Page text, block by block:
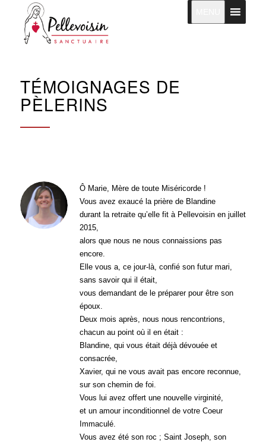
TÉMOIGNAGES DE
PÈLERINS
Ô Marie, Mère de toute Miséricorde !
Vous avez exaucé la prière de Blandine
durant la retraite qu’elle fit à Pellevoisin en juillet
2015,
alors que nous ne nous connaissions pas
encore.
Elle vous a, ce jour-là, confié son futur mari,
sans savoir qui il était,
vous demandant de le préparer pour être son
époux.
Deux mois après, nous nous rencontrions,
chacun au point où il en était :
Blandine, qui vous était déjà dévouée et
consacrée,
Xavier, qui ne vous avait pas encore reconnue,
sur son chemin de foi.
Vous lui avez offert une nouvelle virginité,
et un amour inconditionnel de votre Coeur
Immaculé.
Vous avez été son roc ; Saint Joseph, son